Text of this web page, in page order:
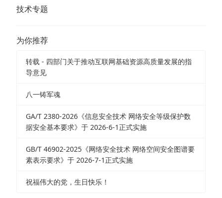
技术专题
为你推荐
转载 - 四部门关于推动互联网基础资源高质量发展的指
导意见
八一铸军魂
GA/T 2380-2026《信息安全技术 网络安全等级保护数
据安全基本要求》于 2026-6-1正式实施
GB/T 46902-2025《网络安全技术 网络空间安全图谱要
素表示要求》于 2026-7-1正式实施
祝福伟大的党，生日快乐！